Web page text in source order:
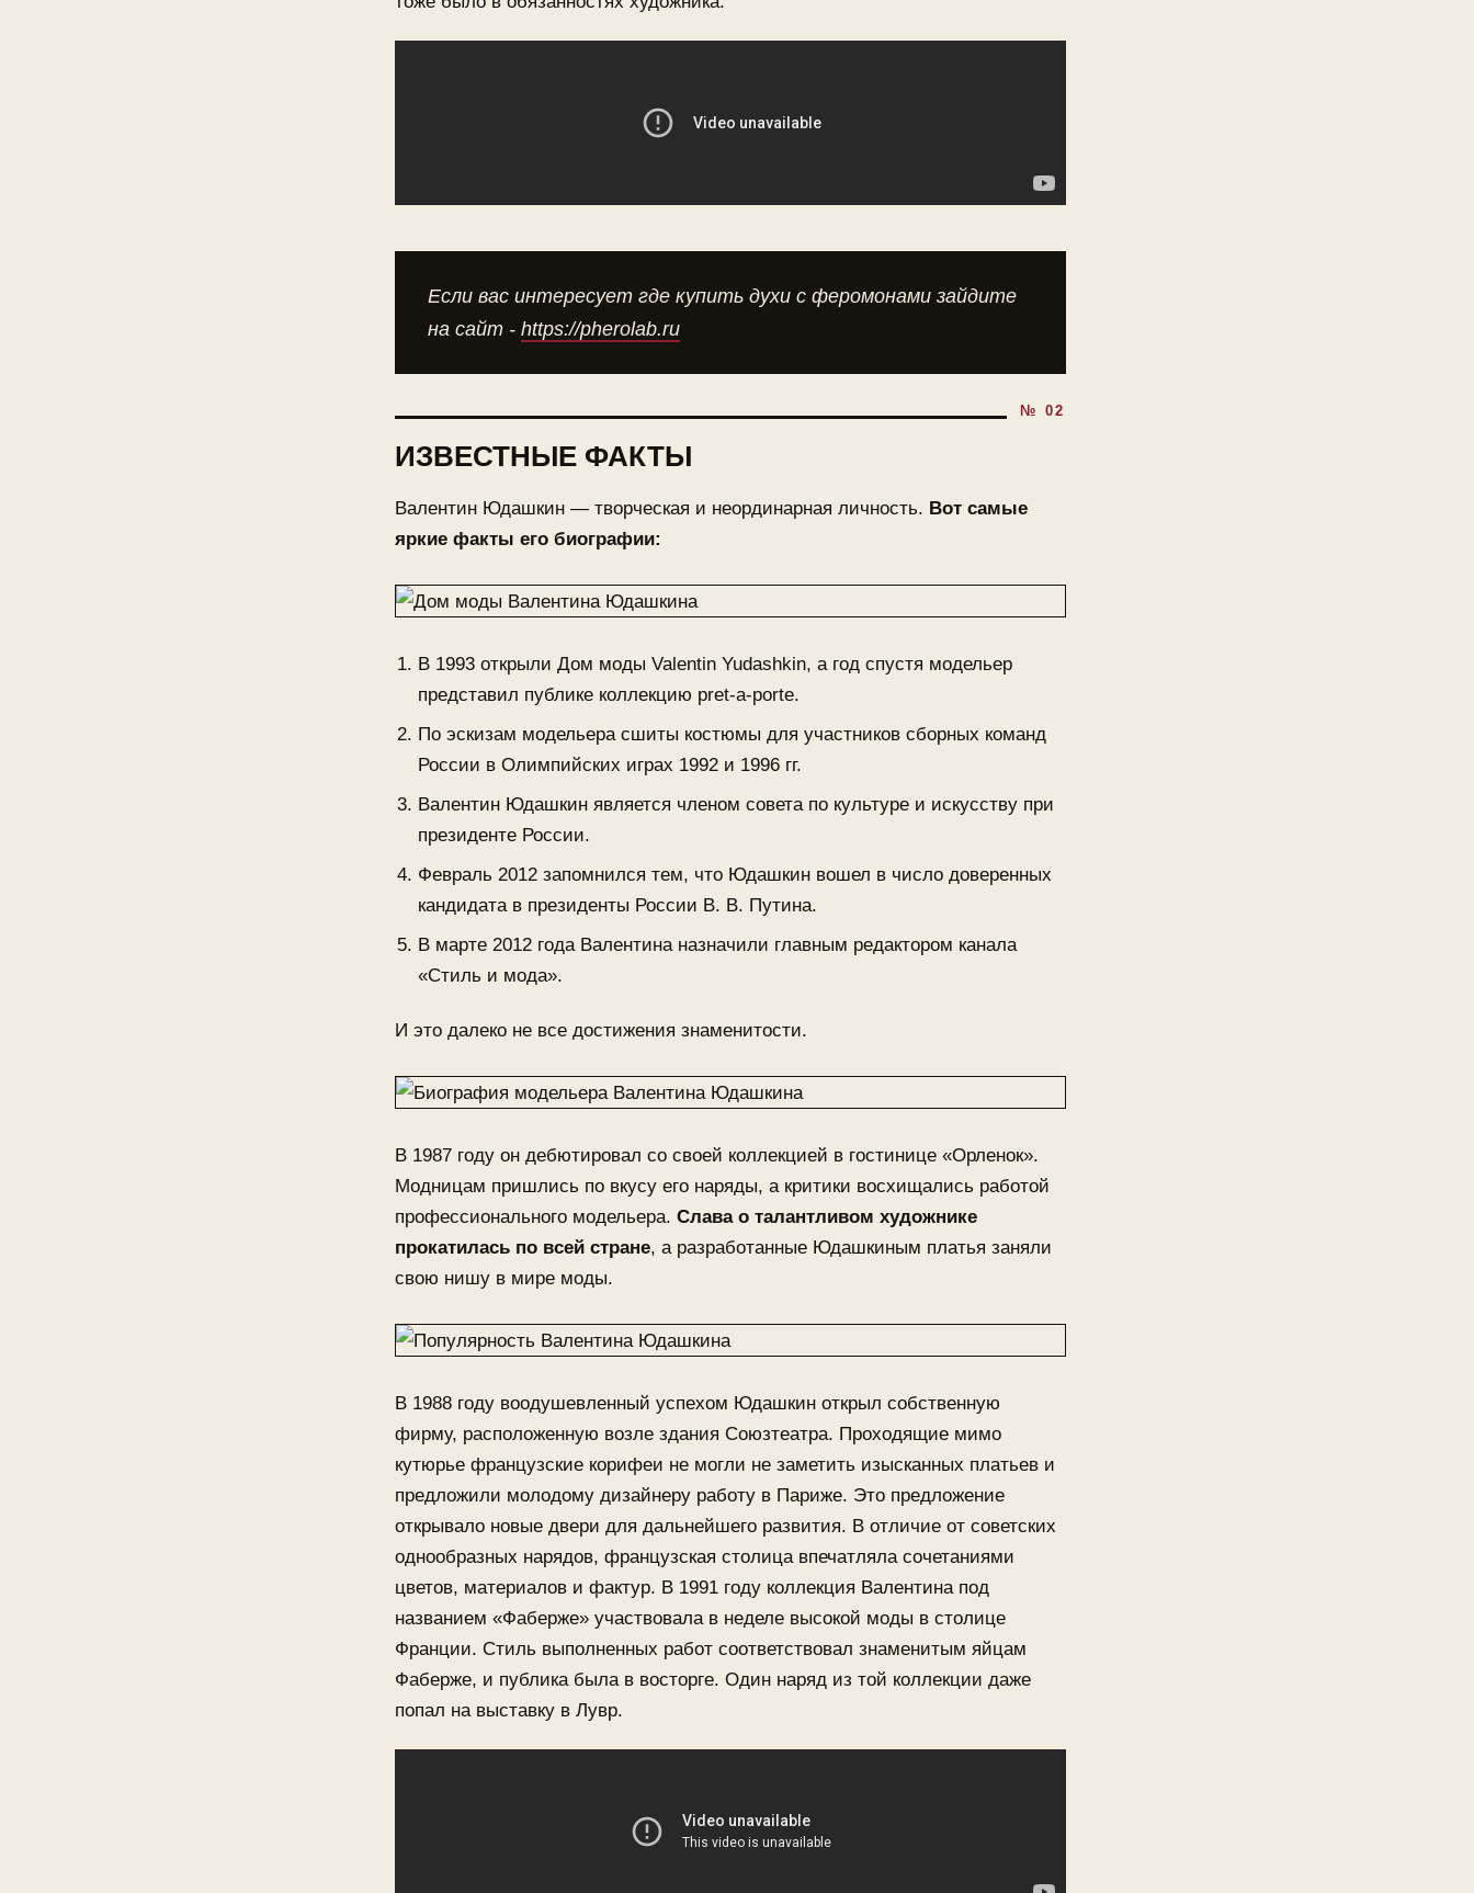
Если вас интересует где купить духи с феромонами зайдите
на сайт - https://pherolab.ru
ИЗВЕСТНЫЕ ФАКТЫ
Валентин Юдашкин — творческая и неординарная личность. Вот самые
яркие факты его биографии:
В 1993 открыли Дом моды Valentin Yudashkin, а год спустя модельер
представил публике коллекцию pret-a-portе.
По эскизам модельера сшиты костюмы для участников сборных команд
России в Олимпийских играх 1992 и 1996 гг.
Валентин Юдашкин является членом совета по культуре и искусству при
президенте России.
Февраль 2012 запомнился тем, что Юдашкин вошел в число доверенных
кандидата в президенты России В. В. Путина.
В марте 2012 года Валентина назначили главным редактором канала
«Стиль и мода».
И это далеко не все достижения знаменитости.
В 1987 году он дебютировал со своей коллекцией в гостинице «Орленок».
Модницам пришлись по вкусу его наряды, а критики восхищались работой
профессионального модельера. Слава о талантливом художнике
прокатилась по всей стране, а разработанные Юдашкиным платья заняли
свою нишу в мире моды.
В 1988 году воодушевленный успехом Юдашкин открыл собственную
фирму, расположенную возле здания Союзтеатра. Проходящие мимо
кутюрье французские корифеи не могли не заметить изысканных платьев и
предложили молодому дизайнеру работу в Париже. Это предложение
открывало новые двери для дальнейшего развития. В отличие от советских
однообразных нарядов, французская столица впечатляла сочетаниями
цветов, материалов и фактур. В 1991 году коллекция Валентина под
названием «Фаберже» участвовала в неделе высокой моды в столице
Франции. Стиль выполненных работ соответствовал знаменитым яйцам
Фаберже, и публика была в восторге. Один наряд из той коллекции даже
попал на выставку в Лувр.